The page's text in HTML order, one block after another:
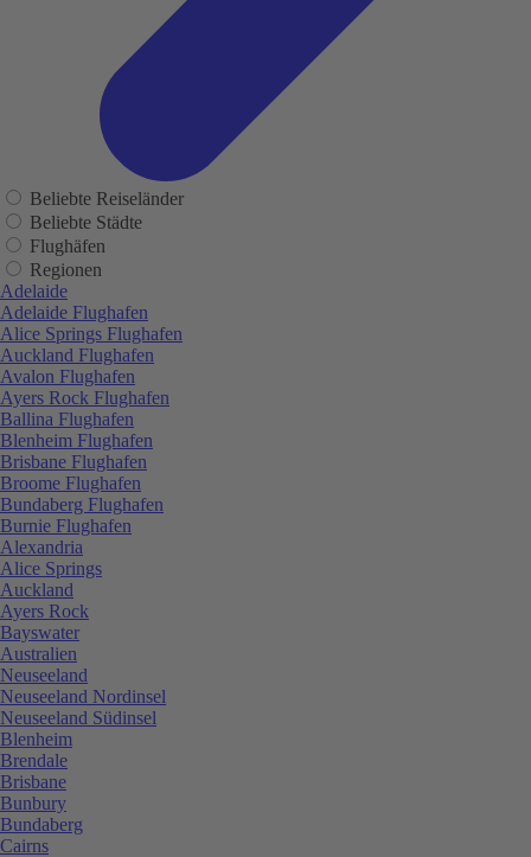
Beliebte Reiseländer
Beliebte Städte
Flughäfen
Regionen
Adelaide
Adelaide Flughafen
Alice Springs Flughafen
Auckland Flughafen
Avalon Flughafen
Ayers Rock Flughafen
Ballina Flughafen
Blenheim Flughafen
Brisbane Flughafen
Broome Flughafen
Bundaberg Flughafen
Burnie Flughafen
Alexandria
Alice Springs
Auckland
Ayers Rock
Bayswater
Australien
Neuseeland
Neuseeland Nordinsel
Neuseeland Südinsel
Blenheim
Brendale
Brisbane
Bunbury
Bundaberg
Cairns